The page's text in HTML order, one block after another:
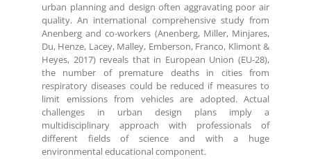
urban planning and design often aggravating poor air
quality. An international comprehensive study from
Anenberg and co-workers (Anenberg, Miller, Minjares,
Du, Henze, Lacey, Malley, Emberson, Franco, Klimont &
Heyes, 2017) reveals that in European Union (EU-28),
the number of premature deaths in cities from
respiratory diseases could be reduced if measures to
limit emissions from vehicles are adopted. Actual
challenges in urban design plans imply a
multidisciplinary approach with professionals of
different fields of science and with a huge
environmental educational component.